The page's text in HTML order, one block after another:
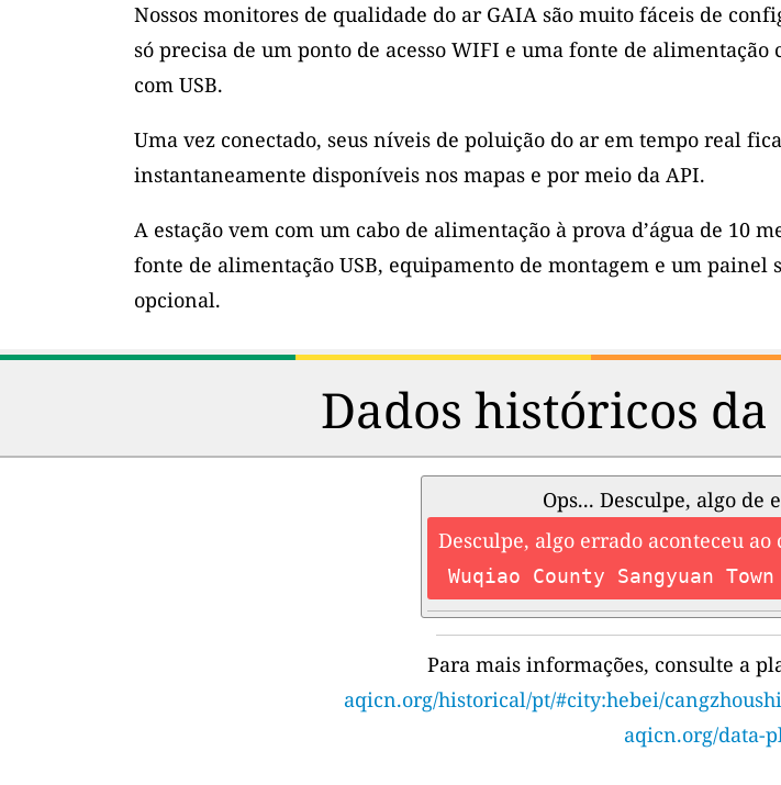
Nossos monitores de qualidade do ar GAIA são muito fáceis de
só precisa de um ponto de acesso WIFI e uma fonte de alimentação
com USB.
Uma vez conectado, seus níveis de poluição do ar em tempo real
instantaneamente disponíveis nos mapas e por meio da API.
A estação vem com um cabo de alimentação à prova d’água de 10
fonte de alimentação USB, equipamento de montagem e um painel
opcional.
Dados históricos
Ops... Desculpe, algo de
Desculpe, algo errado aconteceu
Wuqiao County Sangyuan
Para mais informações, consulte a
aqicn.org/historical/pt/#city:hebei/
aqicn.org/data-